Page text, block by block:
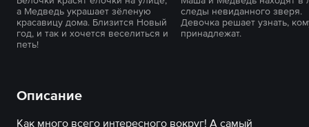
а Медведь украшает зёленую
красавицу дома. Близится Новый
год, и так и хочется веселиться и
петь!
следы невиданного зверя.
Девочка решает узнать,
принадлежат.
Описание
Как много всего интересного вокруг! А самый